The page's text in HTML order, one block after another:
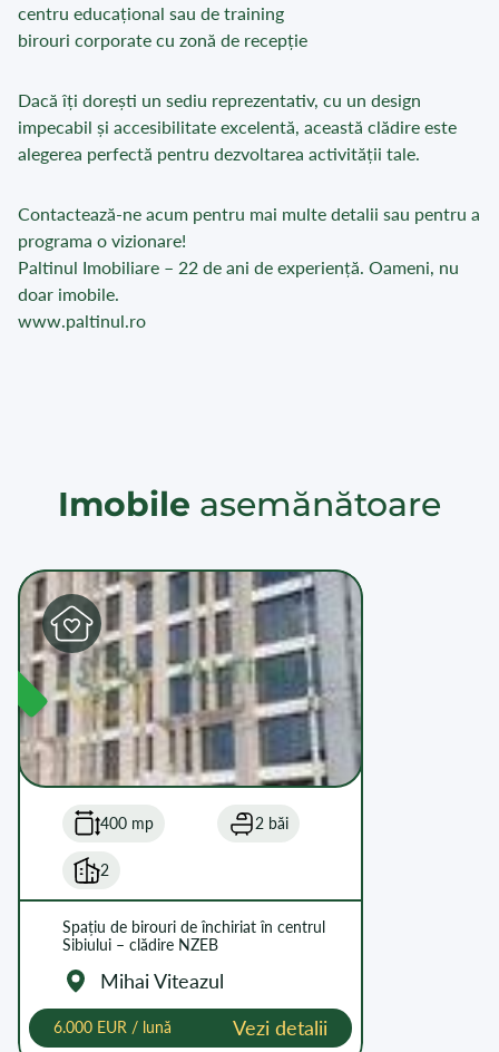
centru educațional sau de training
birouri corporate cu zonă de recepție
Dacă îți dorești un sediu reprezentativ, cu un design
impecabil și accesibilitate excelentă, această clădire este
alegerea perfectă pentru dezvoltarea activității tale.
Contactează-ne acum pentru mai multe detalii sau pentru a
programa o vizionare!
Paltinul Imobiliare – 22 de ani de experiență. Oameni, nu
doar imobile.
www.paltinul.ro
Imobile asemănătoare
400 mp 2 băi
2
Spațiu de birouri de închiriat în centrul
Sibiului – clădire NZEB
Mihai Viteazul
6.000 EUR / lună Vezi detalii